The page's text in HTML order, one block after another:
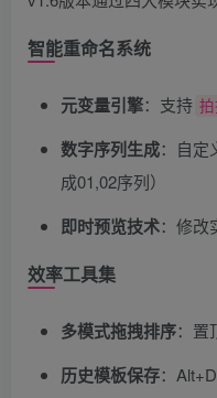
智能重命名系统
元变量引擎​：支持
数字序列生成：自定
成01,02序列）
即时预览技术：修改
效率工具集
多模式拖拽排序：置
历史模板保存：